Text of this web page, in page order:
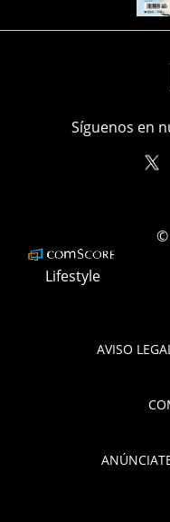
AVISO
Síguenos en
Lifestyle
©